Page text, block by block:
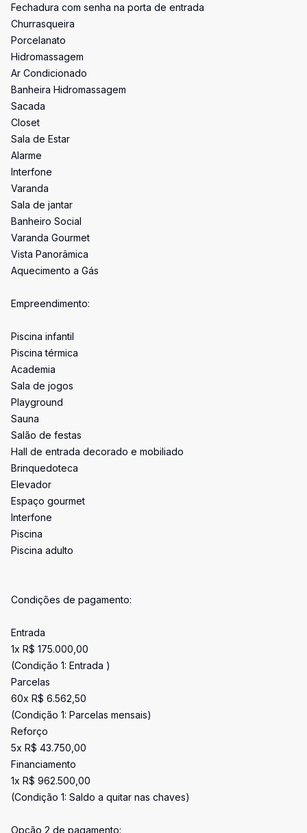
Fechadura com senha na porta de entrada
Churrasqueira
Porcelanato
Hidromassagem
Ar Condicionado
Banheira Hidromassagem
Sacada
Closet
Sala de Estar
Alarme
Interfone
Varanda
Sala de jantar
Banheiro Social
Varanda Gourmet
Vista Panorâmica
Aquecimento a Gás
Empreendimento:
Piscina infantil
Piscina térmica
Academia
Sala de jogos
Playground
Sauna
Salão de festas
Hall de entrada decorado e mobiliado
Brinquedoteca
Elevador
Espaço gourmet
Interfone
Piscina
Piscina adulto
Condições de pagamento:
Entrada
1x R$ 175.000,00
(Condição 1: Entrada )
Parcelas
60x R$ 6.562,50
(Condição 1: Parcelas mensais)
Reforço
5x R$ 43.750,00
Financiamento
1x R$ 962.500,00
(Condição 1: Saldo a quitar nas chaves)
Opção 2 de pagamento: